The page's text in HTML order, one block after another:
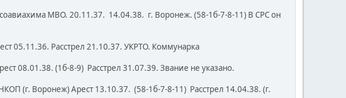
МВО. 20.11.37. 14.04.38. г. Воронеж. (58-1б-7-8-11) В СРС он
05.11.36. Расстрел 21.10.37. УКРТО. Коммунарка
08.01.38. (1б-8-9) Расстрел 31.07.39. Звание не указано.
(г. Воронеж) Арест 13.10.37. (58-1б-7-8-11) Расстрел 14.04.38. (г.